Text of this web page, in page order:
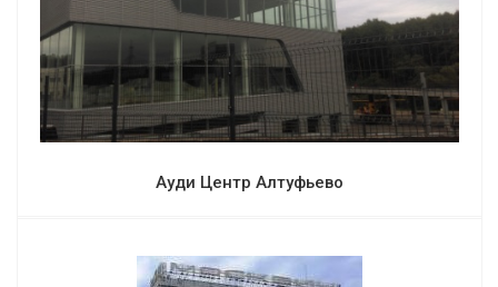
Ауди Центр Алтуфьево